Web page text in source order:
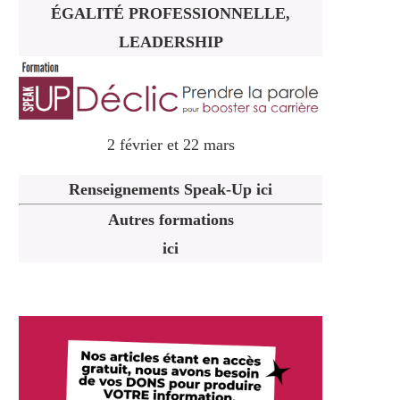
ÉGALITÉ PROFESSIONNELLE,
LEADERSHIP
2 février et 22 mars
Renseignements Speak-Up ici
Autres formations
ici